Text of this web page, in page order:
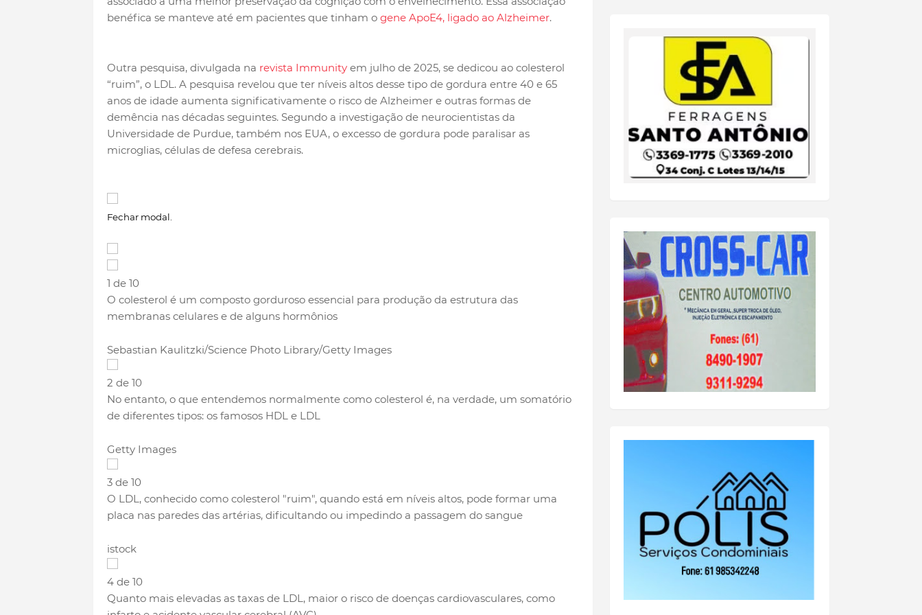
benéfica se manteve até em pacientes que tinham o gene ApoE4, ligado ao Alzheimer.
Outra pesquisa, divulgada na revista Immunityem julho de 2025, se dedicou ao colesterol
“ruim”, o LDL. A pesquisa revelou que ter níveis altos desse tipo de gordura entre 40 e 65
anos de idade aumenta significativamente o risco de Alzheimer e outras formas de
demência nas décadas seguintes. Segundo a investigação de neurocientistas da
Universidade de Purdue, também nos EUA, o excesso de gordura pode paralisar as
microglias, células de defesa cerebrais.
Fechar modal.
1 de 10
O colesterol é um composto gorduroso essencial para produção da estrutura das
membranas celulares e de alguns hormônios
Sebastian Kaulitzki/Science Photo Library/Getty Images
2 de 10
No entanto, o que entendemos normalmente como colesterol é, na verdade, um somatório
de diferentes tipos: os famosos HDL e LDL
Getty Images
3 de 10
O LDL, conhecido como colesterol "ruim", quando está em níveis altos, pode formar uma
placa nas paredes das artérias, dificultando ou impedindo a passagem do sangue
istock
4 de 10
Quanto mais elevadas as taxas de LDL, maior o risco de doenças cardiovasculares, como